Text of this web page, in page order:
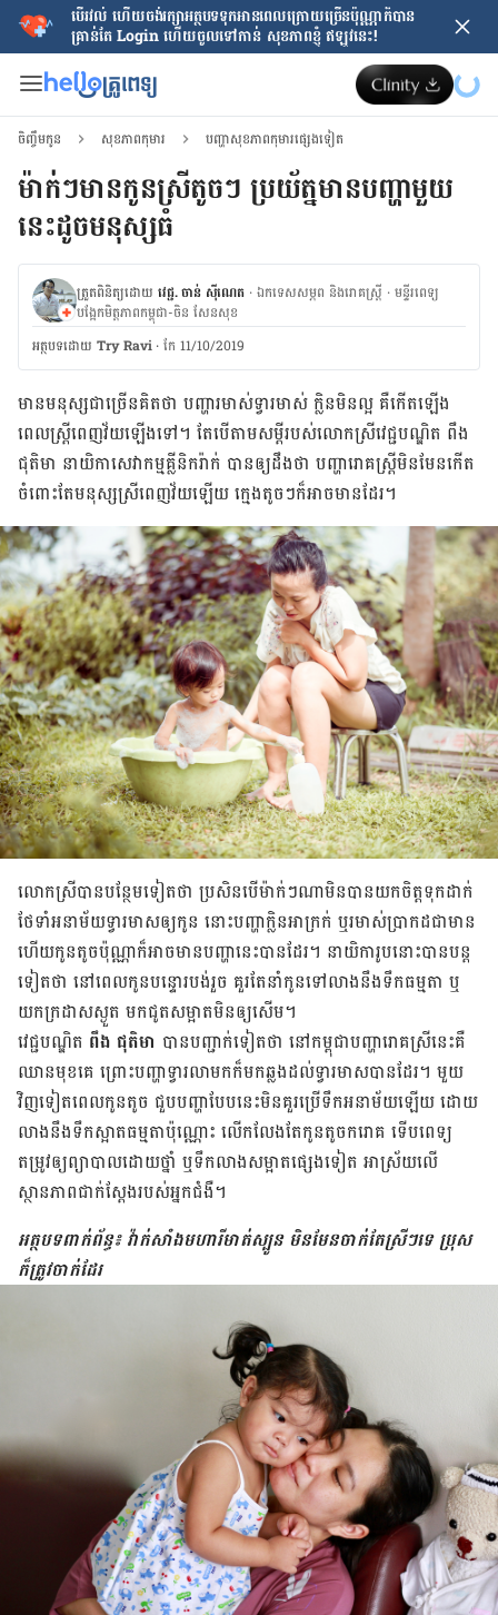
បើរវល់ ហើយចង់​រក្សាអត្ថបទទុកអានពេលក្រោយ​ច្រើនប៉ុណ្ណាក៏បាន
គ្រាន់តែ​ Login ហើយចូលទៅកាន់ សុខភាពខ្ញុំ ឥឡូវនេះ!
ចិញ្ចឹមកូន សុខភាពកុមារ បញ្ហាសុខភាពកុមារផ្សេងទៀត
ម៉ាក់​ៗ​មាន​កូនស្រី​តូច​ៗ ប្រយ័ត្ន​មាន​បញ្ហា​មួយ​
នេះ​ដូច​មនុស្ស​ធំ
ត្រួតពិនិត្យដោយ វេជ្ជ. ចាន់ ស៊ីណេត ·ឯកទេសសម្ភព និងរោគស្ត្រី ·ម​ន្ទីរពេទ្យ
បង្អែកមិត្តភាពកម្ពុជា-ចិន សែនសុខ
អត្ថបទ​ដោយ Try Ravi · កែ 11/10/2019
មានមនុស្ស​ជាច្រើន​គិត​ថា បញ្ហា​រមាស់​ទ្វារមាស់ ក្លិន​មិន​ល្អ គឺ​កើត​ឡើង​
ពេល​ស្រ្តី​ពេញ​វ័យ​ឡើង​ទៅ។ តែ​បើ​តាម​សម្ដី​របស់​លោកស្រី​វេជ្ជបណ្ឌិត ពឹង
ជុតិមា នាយិកា​សេវាកម្ម​គ្លីនិក​រ៉ាក់ បាន​ឲ្យ​ដឹង​ថា បញ្ហា​រោគ​ស្រ្តី​មិន​មែន​កើត
ចំពោះ​តែមនុស្ស​ស្រី​ពេញ​វ័យ​ឡើយ ក្មេង​តូច​ៗ​ក៏​អាច​មាន​ដែរ។
លោក​ស្រី​បាន​បន្ថែម​ទៀត​ថា ប្រសិនបើ​ម៉ាក់​ៗ​ណា​មិន​បាន​យក​ចិត្ត​ទុក​ដាក់​
ថែទាំ​អនាម័យ​ទ្វារមាស​ឲ្យ​កូន នោះ​បញ្ហា​ក្លិន​អាក្រក់ ឬ​រមាស់​ប្រាកដ​ជា​មាន
ហើយកូន​តូច​ប៉ុណ្ណា​ក៏​អាច​មាន​បញ្ហា​នេះ​បាន​ដែរ។ នាយិកា​រូប​នោះ​បាន​បន្ត​
ទៀត​ថា នៅ​ពេល​កូន​បន្ទោរបង់​រួច គួរតែ​នាំ​កូន​ទៅ​លាង​នឹង​ទឹក​ធម្មតា ឬ​
យក​ក្រដាស​ស្ងួត មក​ជូត​សម្អាត​មិន​ឲ្យ​សើម។
វេជ្ជបណ្ឌិត ពឹង ជុតិមា បាន​បញ្ជាក់​ទៀត​ថា នៅ​កម្ពុជា​បញ្ហា​រោគស្រី​នេះ​គឺ​
ឈាន​មុខ​គេ ព្រោះ​បញ្ហា​ទ្វារ​លាមក​ក៏​មក​ឆ្លង​ដល់​ទ្វារមាស​បាន​ដែរ។ មួយ​
វិញ​ទៀត​ពេល​កូន​តូច ជួប​បញ្ហា​បែប​នេះ​មិន​គួរ​ប្រើ​ទឹក​អនាម័យ​ឡើយ ដោយ​
លាង​នឹង​ទឹក​ស្អាត​ធម្មតា​ប៉ុណ្ណោះ លើកលែង​តែ​កូន​តូច​ក​រោគ ទើប​ពេទ្យ​
តម្រូវ​ឲ្យ​ព្យាបាលដោយ​ថ្នាំ ឬ​ទឹក​លាង​សម្អាត​ផ្សេង​ទៀត អាស្រ័យ​លើ​
ស្ថានភាព​ជាក់ស្ដែង​របស់​អ្នក​ជំងឺ។
អត្ថបទពាក់ព័ន្ធ៖ វ៉ាក់សាំងមហារីមាត់ស្បូន មិនមែនចាក់តែស្រីៗទេ ប្រុស
ក៏ត្រូវចាក់ដែរ